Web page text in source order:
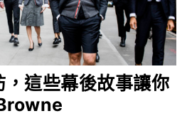
這些幕後故事讓你